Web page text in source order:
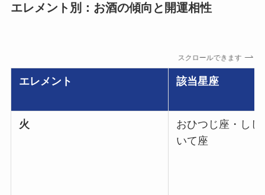
エレメント別：お酒の傾向と開運相性
スクロールできます
エレメント 該当星座
火
おひつじ座・しし
いて座